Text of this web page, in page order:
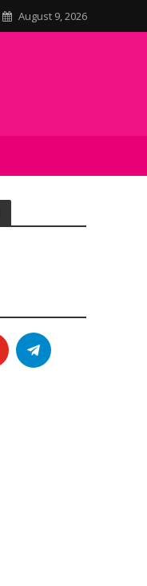
August 9, 2026